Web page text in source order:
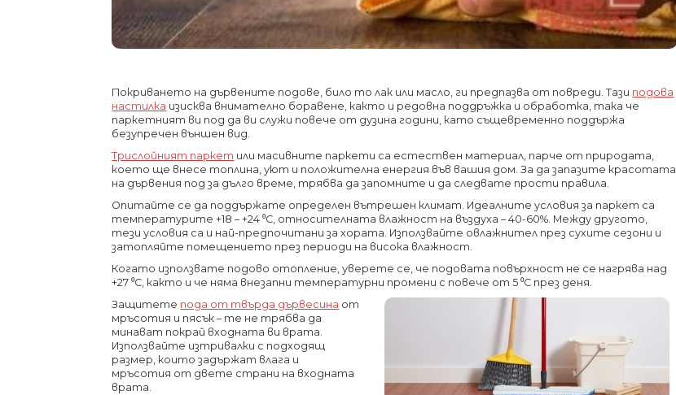
Покриването на дървените подове, било то лак или масло, ги предпазва от повреди. Тази подова
настилка изисква внимателно боравене, както и редовна поддръжка и обработка, така че
паркетният ви под да ви служи повече от дузина години, като същевременно поддържа
безупречен външен вид.
Трислойният паркет или масивните паркети са естествен материал, парче от природата,
което ще внесе топлина, уют и положителна енергия във вашия дом. За да запазите красотата
на дървения под за дълго време, трябва да запомните и да следвате прости правила.
Опитайте се да поддържате определен вътрешен климат. Идеалните условия за паркет са
температурите +18 – +24 ⁰С, относителната влажност на въздуха – 40-60%. Между другото,
тези условия са и най-предпочитани за хората. Използвайте овлажнител през сухите сезони и
затопляйте помещението през периоди на висока влажност.
Когато използвате подово отопление, уверете се, че подовата повърхност не се нагрява над
+27 ⁰С, както и че няма внезапни температурни промени с повече от 5 ⁰С през деня.
Защитете пода от твърда дървесина от
мръсотия и пясък – те не трябва да
минават покрай входната ви врата.
Използвайте изтривалки с подходящ
размер, които задържат влага и
мръсотия от двете страни на входната
врата.